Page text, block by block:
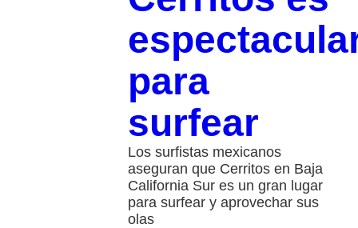
para
surfear
Los surfistas mexicanos
aseguran que Cerritos en Baja
California Sur es un gran lugar
para surfear y aprovechar sus
olas